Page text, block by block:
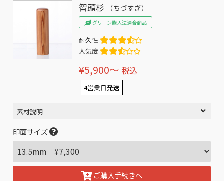
智頭杉 （ちづすぎ）
グリーン購入法適合商品
耐久性
人気度
¥5,900〜 税込
4営業日発送
素材説明
印面サイズ
ご購入手続きへ